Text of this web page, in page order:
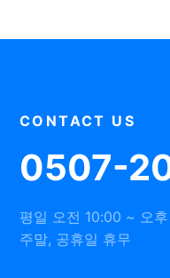
CONTACT US
0507-
평일 오전 10:00 ~ 오
주말, 공휴일 휴무